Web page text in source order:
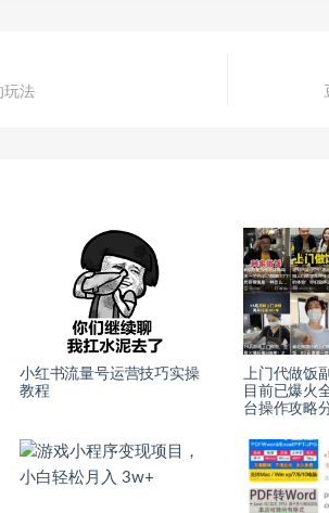
玩法
小红书流量号运营技巧实操
教程
上门代做饭
目前已爆火
台操作攻略